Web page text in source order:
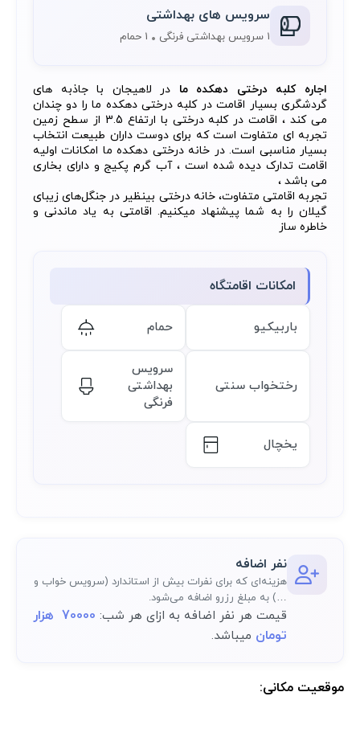
سرویس های بهداشتی
1 سرویس بهداشتی فرنگی 1 حمام
اجاره کلبه درختی دهکده ما در لاهیجان با جاذبه های
گردشگری بسیار اقامت در کلبه درختی دهکده ما را دو چندان
می کند ، اقامت در کلبه درختی با ارتفاع 3.5 از سطح زمین
تجربه ای متفاوت است که برای دوست داران طبیعت انتخاب
بسیار مناسبی است. در خانه درختی دهکده ما امکانات اولیه
اقامت تدارک دیده شده است ، آب گرم پکیج و دارای بخاری
می باشد ،
تجربه اقامتی متفاوت، خانه درختی بینظیر در جنگل‌های زیبای
گیلان را به شما پیشنهاد میکنیم. اقامتی به یاد ماندنی و
خاطره ساز
امکانات اقامتگاه
باربیکیو حمام
رختخواب سنتی
سرویس
بهداشتی
فرنگی
یخچال
نفر اضافه
هزینه‌ای که برای نفرات بیش از استاندارد (سرویس خواب و
…) به مبلغ رزرو اضافه می‌شود.
قیمت هر نفر اضافه به ازای هر شب:
70000 هزار
تومان میباشد.
موقعیت مکانی: